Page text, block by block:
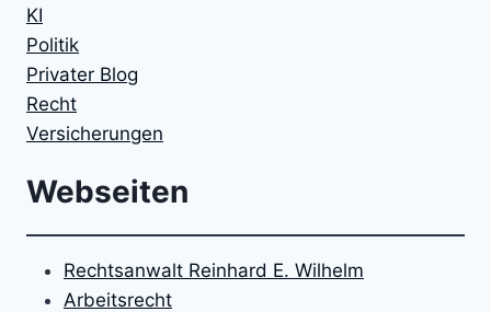
KI
Politik
Privater Blog
Recht
Versicherungen
Webseiten
Rechtsanwalt Reinhard E. Wilhelm
Arbeitsrecht